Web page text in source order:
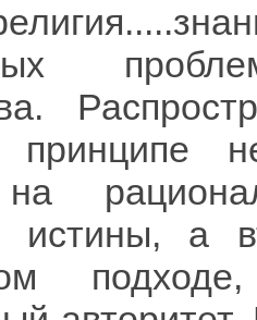
истины, а